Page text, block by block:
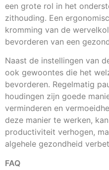
een grote rol in het
zithouding. Een
kromming van de
bevorderen van een
Naast de instellingen van
ook gewoontes die het
bevorderen. Regelmatig
houdingen zijn goede
verminderen en
deze manier te werken,
productiviteit verhogen,
algehele gezondheid
FAQ